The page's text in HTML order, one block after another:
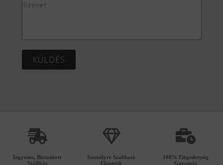
KÜLDÉS
Ingyenes, Biztosított
Szállítás
Személyre Szabható
Ékszerek
100% Elégedettség
Garancia